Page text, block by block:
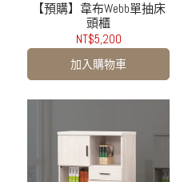
【預購】韋布Webb單抽床
頭櫃
NT$5,200
加入購物車